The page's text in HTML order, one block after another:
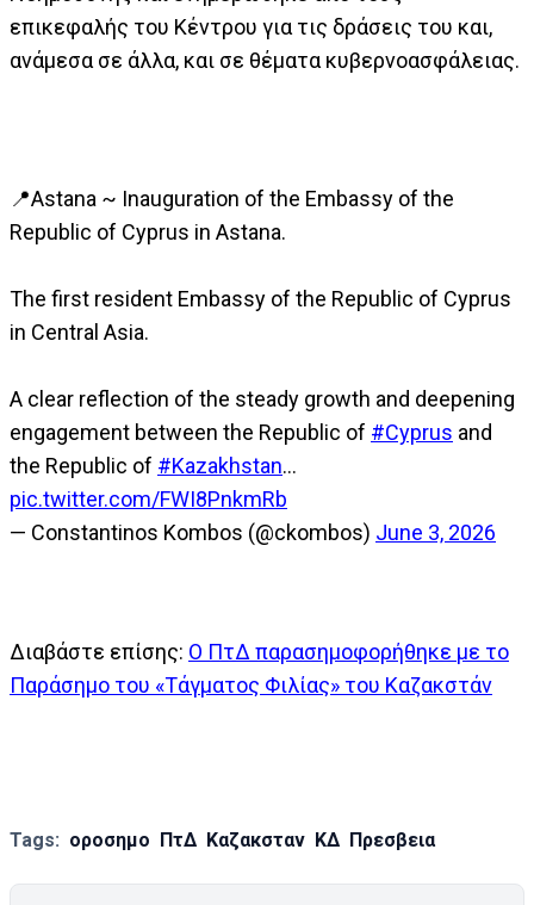
επικεφαλής του Κέντρου για τις δράσεις του και,
ανάμεσα σε άλλα, και σε θέματα κυβερνοασφάλειας.
📍Astana ~ Inauguration of the Embassy of the
Republic of Cyprus in Astana.
The first resident Embassy of the Republic of Cyprus
in Central Asia.
A clear reflection of the steady growth and deepening
engagement between the Republic of #Cyprus and
the Republic of #Kazakhstan…
pic.twitter.com/FWI8PnkmRb
— Constantinos Kombos (@ckombos) June 3, 2026
Διαβάστε επίσης: Ο ΠτΔ παρασημοφορήθηκε με το
Παράσημο του «Τάγματος Φιλίας» του Καζακστάν
Tags: οροσημο ΠτΔ Καζακσταν ΚΔ Πρεσβεια